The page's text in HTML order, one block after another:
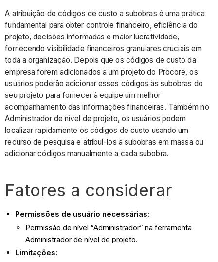
A atribuição de códigos de custo a subobras é uma prática
fundamental para obter controle financeiro, eficiência do
projeto, decisões informadas e maior lucratividade,
fornecendo visibilidade financeiros granulares cruciais em
toda a organização. Depois que os códigos de custo da
empresa forem adicionados a um projeto do Procore, os
usuários poderão adicionar esses códigos às subobras do
seu projeto para fornecer à equipe um melhor
acompanhamento das informações financeiras. Também no
Administrador de nível de projeto, os usuários podem
localizar rapidamente os códigos de custo usando um
recurso de pesquisa e atribuí-los a subobras em massa ou
adicionar códigos manualmente a cada subobra.
Fatores a considerar
Permissões de usuário necessárias:
Permissão de nível “Administrador” na ferramenta
Administrador de nível de projeto.
Limitações: